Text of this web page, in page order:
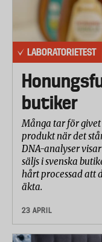
LABORATORIETEST
butiker
Många tar för
produkt när det
DNA-analyser
säljs i svenska
hårt processad att
äkta.
23 APRIL